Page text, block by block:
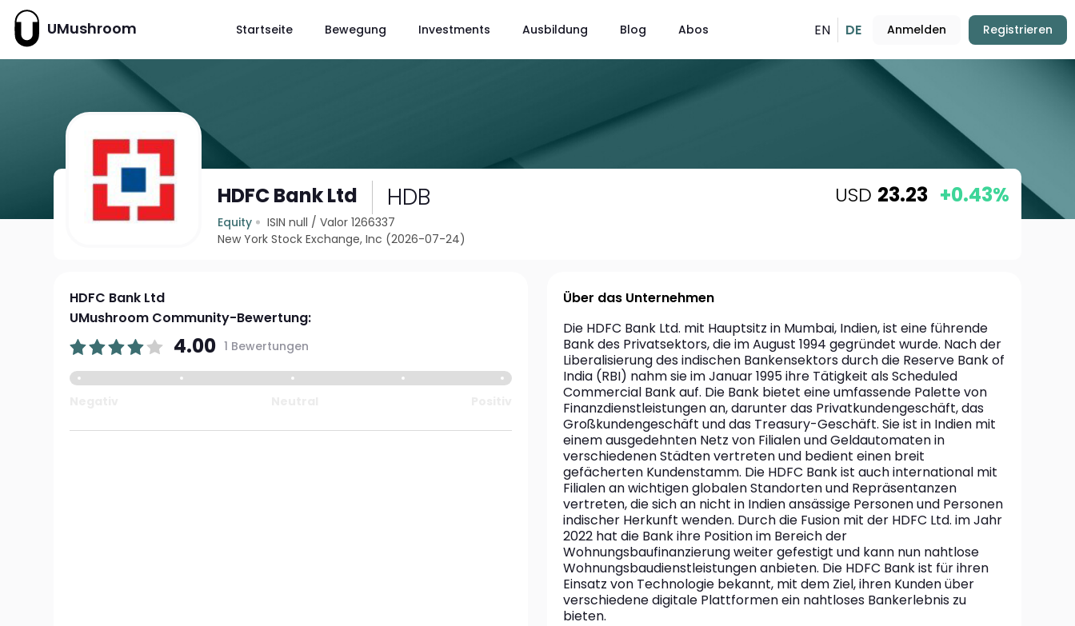
UMushroom Startseite Bewegung Investments Ausbildung Blog Abos EN DE Anmelden Registrieren
HDFC Bank Ltd HDB
Equity ISIN null /Valor 1266337
New York Stock Exchange, Inc (2026-07-24)
USD 23.23 +0.43%
HDFC Bank Ltd
UMushroom Community-Bewertung:
4.00 1 Bewertungen
Über das Unternehmen
Die HDFC Bank Ltd. mit Hauptsitz in Mumbai, Indien, ist eine führende
Bank des Privatsektors, die im August 1994 gegründet wurde. Nach der
Liberalisierung des indischen Bankensektors durch die Reserve Bank of
India (RBI) nahm sie im Januar 1995 ihre Tätigkeit als Scheduled
Commercial Bank auf. Die Bank bietet eine umfassende Palette von
Finanzdienstleistungen an, darunter das Privatkundengeschäft, das
Großkundengeschäft und das Treasury-Geschäft. Sie ist in Indien mit
einem ausgedehnten Netz von Filialen und Geldautomaten in
verschiedenen Städten vertreten und bedient einen breit
gefächerten Kundenstamm. Die HDFC Bank ist auch international mit
Filialen an wichtigen globalen Standorten und Repräsentanzen
vertreten, die sich an nicht in Indien ansässige Personen und Personen
indischer Herkunft wenden. Durch die Fusion mit der HDFC Ltd. im Jahr
2022 hat die Bank ihre Position im Bereich der
Wohnungsbaufinanzierung weiter gefestigt und kann nun nahtlose
Wohnungsbaudienstleistungen anbieten. Die HDFC Bank ist für ihren
Einsatz von Technologie bekannt, mit dem Ziel, ihren Kunden über
verschiedene digitale Plattformen ein nahtloses Bankerlebnis zu
bieten.